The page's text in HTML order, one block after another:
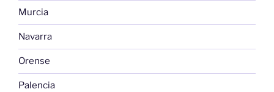
Murcia
Navarra
Orense
Palencia